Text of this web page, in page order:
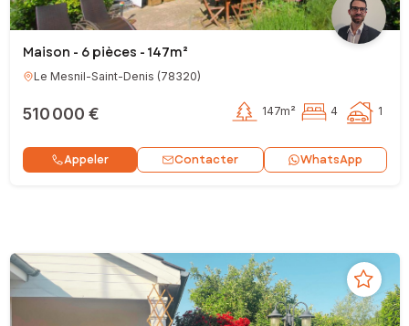
Maison - 6 pièces - 147m²
Le Mesnil-Saint-Denis (78320)
510 000 € 147m² 4 1
Appeler Contacter WhatsApp